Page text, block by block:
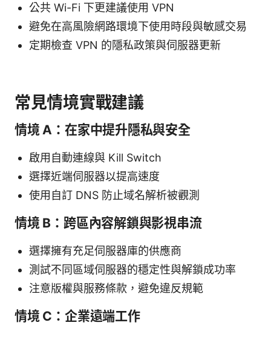
公共 Wi-Fi 下更建議使用 VPN
避免在高風險網路環境下使用時段與敏感交易
定期檢查 VPN 的隱私政策與伺服器更新
常見情境實戰建議
情境 A：在家中提升隱私與安全
啟用自動連線與 Kill Switch
選擇近端伺服器以提高速度
使用自訂 DNS 防止域名解析被觀測
情境 B：跨區內容解鎖與影視串流
選擇擁有充足伺服器庫的供應商
測試不同區域伺服器的穩定性與解鎖成功率
注意版權與服務條款，避免違反規範
情境 C：企業遠端工作